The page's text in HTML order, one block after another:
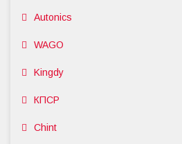
Autonics
WAGO
Kingdy
КПСР
Chint